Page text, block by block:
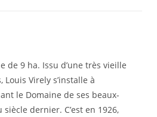
de 9 ha. Issu d’une très vieille
Virely s’installe à
le Domaine de ses beaux-
dernier. C’est en 1926,